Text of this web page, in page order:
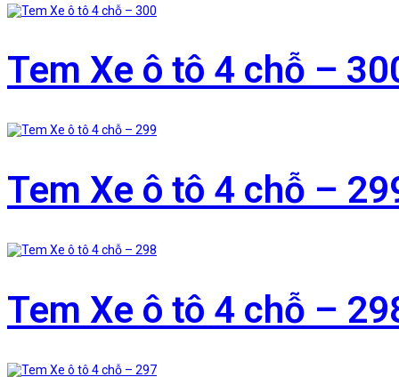
Tem Xe ô tô 4 chỗ –
Tem Xe ô tô 4 chỗ –
Tem Xe ô tô 4 chỗ –